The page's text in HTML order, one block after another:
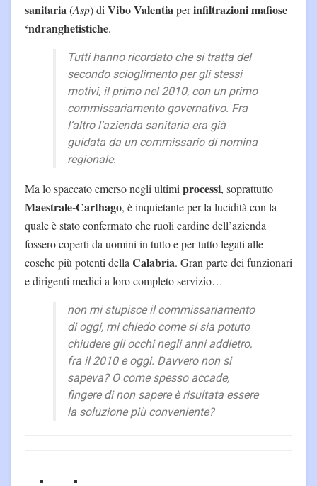
sanitaria (Asp) di Vibo Valentia perinfiltrazioni mafiose
‘ndranghetistiche.
Tutti hanno ricordato che si tratta del
secondo scioglimento per gli stessi
motivi, il primo nel 2010, con un primo
commissariamento governativo. Fra
l’altro l’azienda sanitaria era già
guidata da un commissario di nomina
regionale.
Ma lo spaccato emerso negli ultimi processi, soprattutto
Maestrale-Carthago, è inquietante per la lucidità con la
quale è stato confermato che ruoli cardine dell’azienda
fossero coperti da uomini in tutto e per tutto legati alle
cosche più potenti della Calabria. Gran parte dei funzionari
e dirigenti medici a loro completo servizio…
non mi stupisce il commissariamento
di oggi, mi chiedo come si sia potuto
chiudere gli occhi negli anni addietro,
fra il 2010 e oggi. Davvero non si
sapeva? O come spesso accade,
fingere di non sapere è risultata essere
la soluzione più conveniente?